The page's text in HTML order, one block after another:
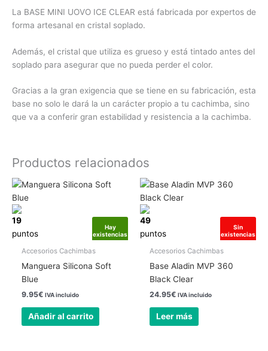
La BASE MINI UOVO ICE CLEAR está fabricada por expertos de
forma artesanal en cristal soplado.
Además, el cristal que utiliza es grueso y está tintado antes del
soplado para asegurar que no pueda perder el color.
Gracias a la gran exigencia que se tiene en su fabricación, esta
base no solo le dará la un carácter propio a tu cachimba, sino
que va a conferir gran estabilidad y resistencia a la cachimba.
Productos relacionados
Hay
existencias
19
puntos
Accesorios Cachimbas
Manguera Silicona Soft
Blue
9.95€ IVA incluido
Añadir al carrito
Sin
existencias
49
puntos
Accesorios Cachimbas
Base Aladin MVP 360
Black Clear
24.95€ IVA incluido
Leer más